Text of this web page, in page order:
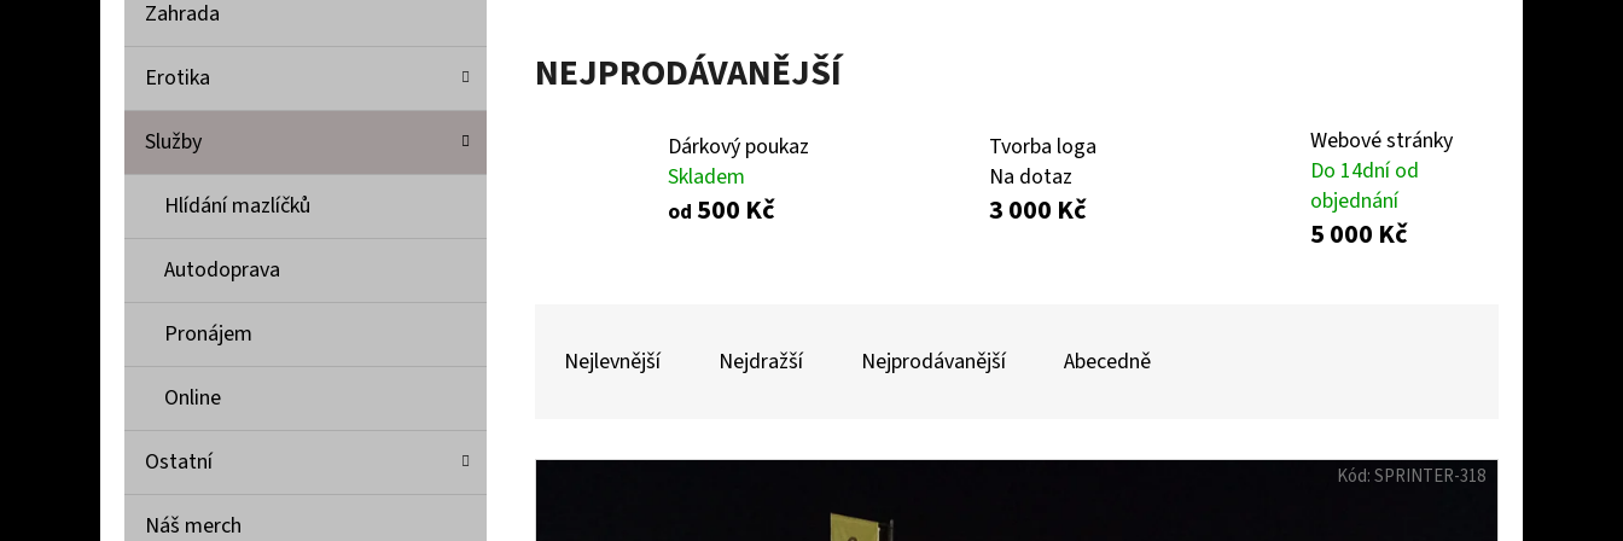
Zahrada
Erotika
Služby
Hlídání mazlíčků
Autodoprava
Pronájem
Online
Ostatní
Náš merch
NEJPRODÁVANĚJŠÍ
Dárkový poukaz
Skladem
od 500 Kč
Tvorba loga
Na dotaz
3 000 Kč
Webové stránky
Do 14dní od
objednání
5 000 Kč
Nejlevnější Nejdražší Nejprodávanější Abecedně
V Kód:SPRINTER-318
PŘÍVĚŠEK KOVADLINKA PRO ŠTĚSTÍ
KLEC EXCLUSIVE ZÁKLADNÍ